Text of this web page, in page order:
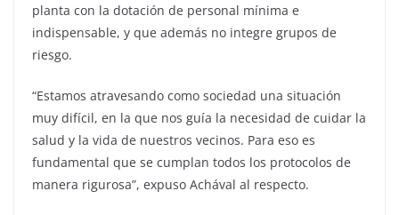
planta con la dotación de personal mínima e
indispensable, y que además no integre grupos de
riesgo.
“Estamos atravesando como sociedad una situación
muy difícil, en la que nos guía la necesidad de cuidar la
salud y la vida de nuestros vecinos. Para eso es
fundamental que se cumplan todos los protocolos de
manera rigurosa”, expuso Achával al respecto.